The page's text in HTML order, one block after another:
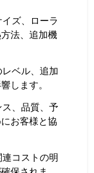
ズ、ローラ
法、追加機
ベル、追加
します。
、品質、予
お客様と協
コストの明